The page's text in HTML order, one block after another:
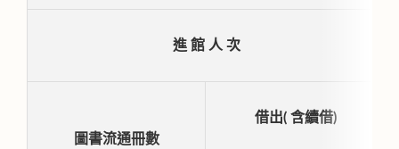
進 館 人 次
圖書流通冊數
借出( 含續借)